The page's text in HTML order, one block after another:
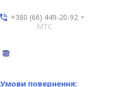
+380 (66) 449-20-92
МТС